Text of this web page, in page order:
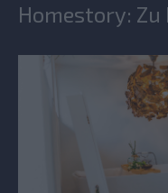
Homestory: Zu